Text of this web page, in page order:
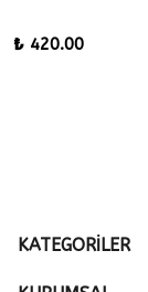
₺ 420.00
KATEGORİLER